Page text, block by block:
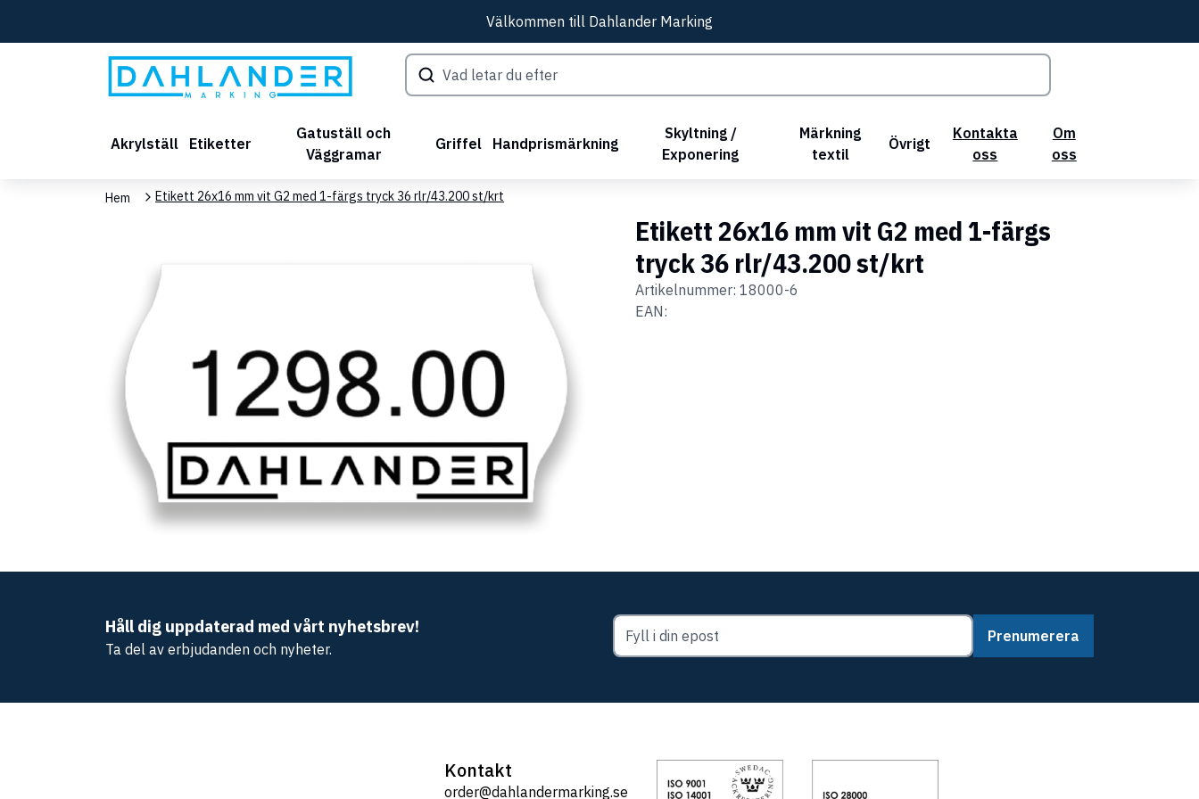
Välkommen till Dahlander Marking
Akrylställ Etiketter
Gatuställ och
Väggramar
Griffel Handprismärkning
Skyltning /
Exponering
Märkning
textil
Övrigt
Kontakta
oss
Om
oss
Hem Etikett 26x16 mm vit G2 med 1-färgs tryck 36 rlr/43.200 st/krt
Etikett 26x16 mm vit G2 med 1-färgs
tryck 36 rlr/43.200 st/krt
Artikelnummer: 18000-6
EAN:
Håll dig uppdaterad med vårt nyhetsbrev!
Ta del av erbjudanden och nyheter.
Prenumerera
Kontakt
order@dahlandermarking.se